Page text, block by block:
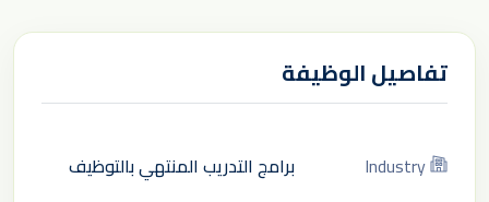
تفاصيل الوظيفة
Industry
برامج التدريب المنتهي بالتوظيف